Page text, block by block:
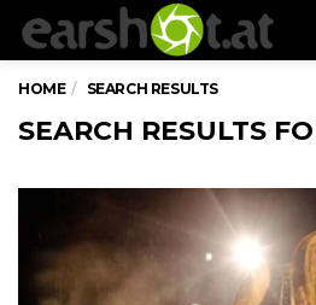
HOME SEARCH RESULTS
SEARCH RESULTS